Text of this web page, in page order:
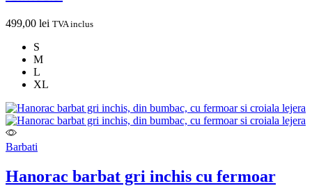
499,00 lei TVA inclus
S
M
L
XL
Barbati
Hanorac barbat gri inchis cu fermoar